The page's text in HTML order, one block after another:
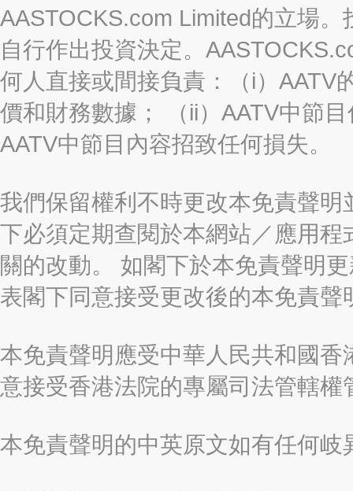
AASTOCKS.com Limited的立場
自行作出投資決定。
何人直接或間接負責：（i）AATV
價和財務數據； （ii）AATV中節
AATV中節目內容招致任何損失。
我們保留權利不時更改本免責聲
下必須定期查閱於本網站／應用
關的改動。 如閣下於本免責聲明
表閣下同意接受更改後的本免責聲
本免責聲明應受中華人民共和國
意接受香港法院的專屬司法管轄權
本免責聲明的中英原文如有任何